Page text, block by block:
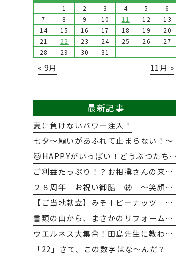
1 2 3 4 5
6
7
8 9 10 11 12
13
14
15 16 17 18 19
20
21
22 23 24 25 26
27
28
29 30 31
« 9月 11月 »
最新記事
夏に負けないパワー注入！
七夕～願いがあふれて止まらない！～
🐱HAPPYがいっぱい！どうぶつたちとのふれあい大作戦🐶
ご利益たっぷり！？お相撲さんの来訪にみんな大興奮😀
２８周年 お祝い御膳 ㊗ ～笑顔と感謝に包まれた特別な一日～
【ご当地献立】みそ＋ピーナッツ＋唐揚げ＝？正解はあの「意外な県」の絶品メニュー！
書類の山から、まさかのリフォームまで！？半年間の「5S活動survival」
ウエルネス大集合！田島先生に教わった明日から使えるレクの魔法🧹～TAJI.magic～
「22」さて、この数字はな～んだ？